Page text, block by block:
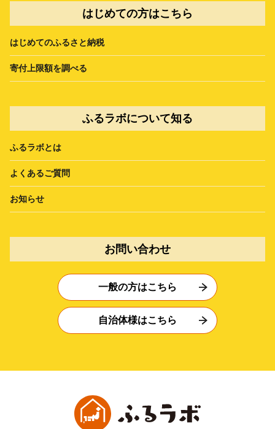
はじめての方はこちら
はじめてのふるさと納税
寄付上限額を調べる
ふるラボについて知る
ふるラボとは
よくあるご質問
お知らせ
お問い合わせ
一般の方はこちら
自治体様はこちら